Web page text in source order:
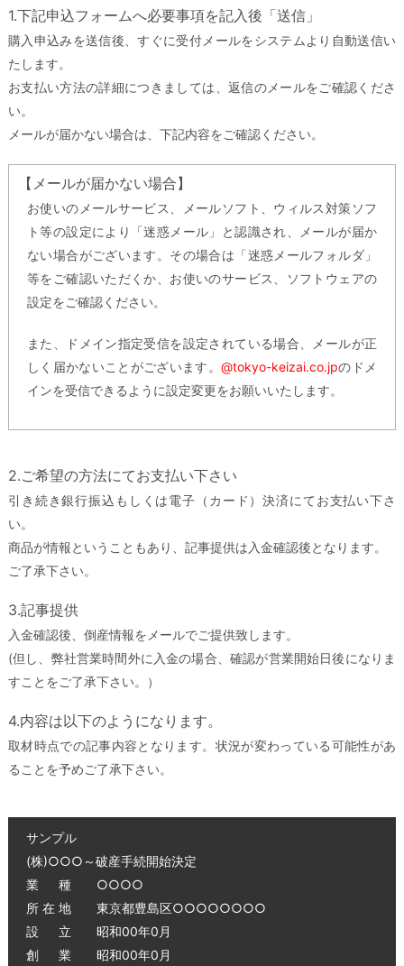
1.下記申込フォームへ必要事項を記入後「送信」
購入申込みを送信後、すぐに受付メールをシステムより自動送信い
たします。
お支払い方法の詳細につきましては、返信のメールをご確認くださ
い。
メールが届かない場合は、下記内容をご確認ください。
【メールが届かない場合】
お使いのメールサービス、メールソフト、ウィルス対策ソフ
ト等の設定により「迷惑メール」と認識され、メールが届か
ない場合がございます。その場合は「迷惑メールフォルダ」
等をご確認いただくか、お使いのサービス、ソフトウェアの
設定をご確認ください。
また、ドメイン指定受信を設定されている場合、メールが正
しく届かないことがございます。@tokyo-keizai.co.jpのドメ
インを受信できるように設定変更をお願いいたします。
2.ご希望の方法にてお支払い下さい
引き続き銀行振込もしくは電子（カード）決済にてお支払い下さ
い。
商品が情報ということもあり、記事提供は入金確認後となります。
ご了承下さい。
3.記事提供
入金確認後、倒産情報をメールでご提供致します。
(但し、弊社営業時間外に入金の場合、確認が営業開始日後になりま
すことをご了承下さい。）
4.内容は以下のようになります。
取材時点での記事内容となります。状況が変わっている可能性があ
ることを予めご了承下さい。
サンプル
(株)○○○～破産手続開始決定
業 種 ○○○○
所 在 地 東京都豊島区○○○○○○○○
設 立 昭和00年0月
創 業 昭和00年0月